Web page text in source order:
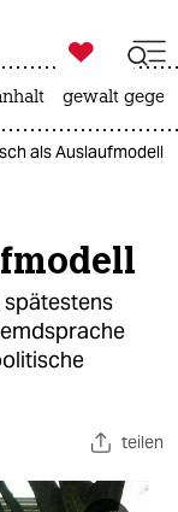

taz zahl ich
gewalt
als Auslaufmodell
spätestens
teilen